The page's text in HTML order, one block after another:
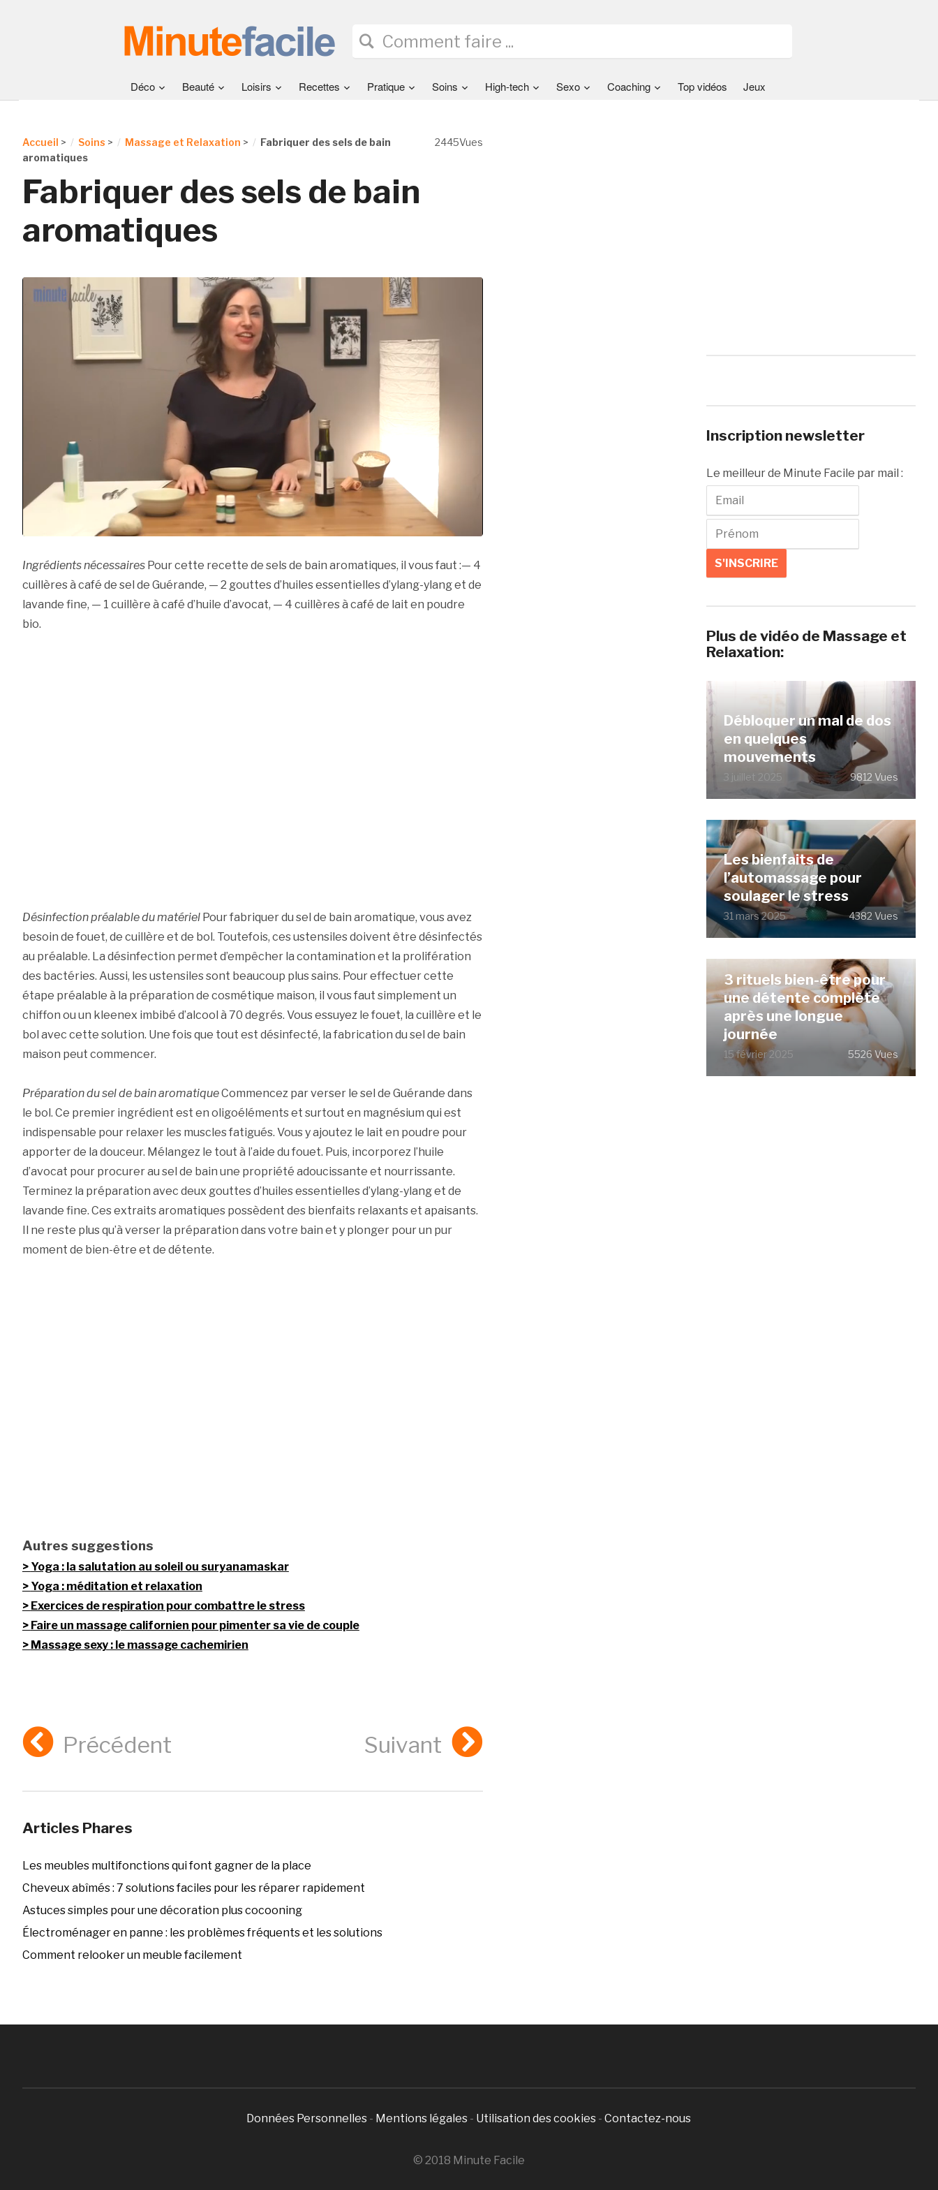
Déco Beauté Loisirs Recettes Pratique Soins High-tech Sexo Coaching Top vidéos Jeux
2445Vues
Accueil > Soins > Massage et Relaxation >
Fabriquer des sels de bain
aromatiques
Fabriquer des sels de bain
aromatiques
Ingrédients nécessairesPour cette recette de sels de bain aromatiques, il vous faut :— 4
cuillères à café de sel de Guérande, — 2 gouttes d’huiles essentielles d’ylang-ylang et de
lavande fine, — 1 cuillère à café d’huile d’avocat, — 4 cuillères à café de lait en poudre
bio.
Désinfection préalable du matérielPour fabriquer du sel de bain aromatique, vous avez
besoin de fouet, de cuillère et de bol. Toutefois, ces ustensiles doivent être désinfectés
au préalable. La désinfection permet d’empêcher la contamination et la prolifération
des bactéries. Aussi, les ustensiles sont beaucoup plus sains. Pour effectuer cette
étape préalable à la préparation de cosmétique maison, il vous faut simplement un
chiffon ou un kleenex imbibé d’alcool à 70 degrés. Vous essuyez le fouet, la cuillère et le
bol avec cette solution. Une fois que tout est désinfecté, la fabrication du sel de bain
maison peut commencer.
Préparation du sel de bain aromatiqueCommencez par verser le sel de Guérande dans
le bol. Ce premier ingrédient est en oligoéléments et surtout en magnésium qui est
indispensable pour relaxer les muscles fatigués. Vous y ajoutez le lait en poudre pour
apporter de la douceur. Mélangez le tout à l’aide du fouet. Puis, incorporez l’huile
d’avocat pour procurer au sel de bain une propriété adoucissante et nourrissante.
Terminez la préparation avec deux gouttes d’huiles essentielles d’ylang-ylang et de
lavande fine. Ces extraits aromatiques possèdent des bienfaits relaxants et apaisants.
Il ne reste plus qu’à verser la préparation dans votre bain et y plonger pour un pur
moment de bien-être et de détente.
Autres suggestions
Yoga : la salutation au soleil ou suryanamaskar
Yoga : méditation et relaxation
Exercices de respiration pour combattre le stress
Faire un massage californien pour pimenter sa vie de couple
Massage sexy : le massage cachemirien
Précédent Suivant
Articles Phares
Les meubles multifonctions qui font gagner de la place
Cheveux abîmés : 7 solutions faciles pour les réparer rapidement
Astuces simples pour une décoration plus cocooning
Électroménager en panne : les problèmes fréquents et les solutions
Comment relooker un meuble facilement
Inscription newsletter
Le meilleur de Minute Facile par mail :
Plus de vidéo de Massage et
Relaxation:
Débloquer un mal de dos
en quelques
mouvements
3 juillet 2025 9812 Vues
Les bienfaits de
l’automassage pour
soulager le stress
31 mars 2025 4382 Vues
3 rituels bien-être pour
une détente complète
après une longue
journée
15 février 2025 5526 Vues
Données Personnelles - Mentions légales - Utilisation des cookies -Contactez-nous
© 2018 Minute Facile